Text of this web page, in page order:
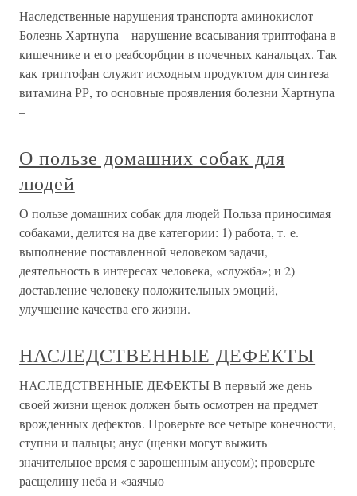
Наследственные нарушения транспорта аминокислот
Болезнь Хартнупа – нарушение всасывания триптофана в
кишечнике и его реабсорбции в почечных канальцах. Так
как триптофан служит исходным продуктом для синтеза
витамина РР, то основные проявления болезни Хартнупа
–
О пользе домашних собак для
людей
О пользе домашних собак для людей Польза приносимая
собаками, делится на две категории: 1) работа, т. е.
выполнение поставленной человеком задачи,
деятельность в интересах человека, «служба»; и 2)
доставление человеку положительных эмоций,
улучшение качества его жизни.
НАСЛЕДСТВЕННЫЕ ДЕФЕКТЫ
НАСЛЕДСТВЕННЫЕ ДЕФЕКТЫ В первый же день
своей жизни щенок должен быть осмотрен на предмет
врожденных дефектов. Проверьте все четыре конечности,
ступни и пальцы; анус (щенки могут выжить
значительное время с зарощенным анусом); проверьте
расщелину неба и «заячью